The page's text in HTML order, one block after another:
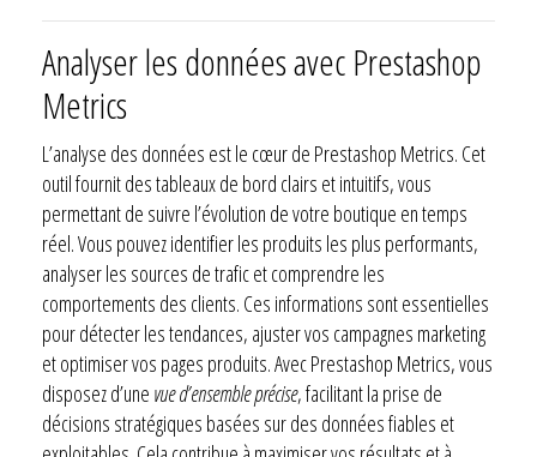
Analyser les données avec Prestashop
Metrics
L’analyse des données est le cœur de Prestashop Metrics. Cet
outil fournit des tableaux de bord clairs et intuitifs, vous
permettant de suivre l’évolution de votre boutique en temps
réel. Vous pouvez identifier les produits les plus performants,
analyser les sources de trafic et comprendre les
comportements des clients. Ces informations sont essentielles
pour détecter les tendances, ajuster vos campagnes marketing
et optimiser vos pages produits. Avec Prestashop Metrics, vous
disposez d’une vue d’ensemble précise, facilitant la prise de
décisions stratégiques basées sur des données fiables et